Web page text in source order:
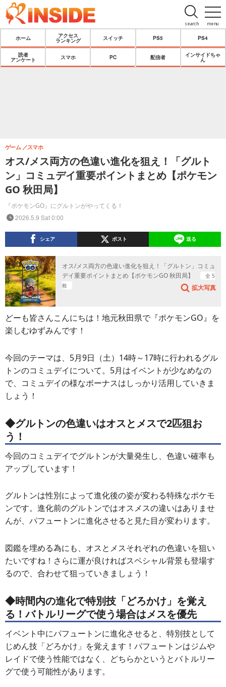
menu
search
ホーム
アクセス
ランキング
スイッチ PS5 PS4
読者
アンケート
スマホ PC 配信者
インサイドちゃ
ん
オス/メス両方の色違い進化を狙え！「グルト
ン」コミュデイ重要ポイントまとめ【ポケモン
GO 秋田局】
『ポケモンGO』にグルトンがやってくる！
ゲーム スマホ
2026.5.9 Sat 0:00
シェア ポスト 送る
オス/メス両方の色違い進化を狙え！「グルトン」コミュ
デイ重要ポイントまとめ【ポケモンGO 秋田局】
全 5
枚
拡大写真
どーも皆さんこんにちは！地元秋田県で『ポケモンGO』を
楽しむゆずみんです！
今回のテーマは、5月9日（土）14時～17時に行われるグル
トンのコミュデイについて。5月はイベントが少なめなの
で、コミュデイの様なボーナスはしっかり活用していきま
しょう！
◆グルトンの色違いはオスとメスで2匹狙お
う！
今回のコミュデイでグルトンが大量発生し、色違い確率も
アップしています！
グルトンは性別によって進化後の姿が変わる特殊なポケモ
ンです。進化前のグルトンではオスメスの違いはありませ
んが、パフュートンに進化させると見た目が変わります。
図鑑を埋める為にも、オスとメスそれぞれの色違いを狙い
たいですね！さらに運が良ければスペシャル背景も登場す
るので、合わせて狙っていきましょう！
◆時間内の進化で特別技「どろかけ」を覚え
る！バトルリーグで使う場合はメスを優先
イベント中にパフュートンに進化させると、特別技として
じめん技「どろかけ」を覚えます！パフュートンはジムや
レイドで使う性能ではなく、どちらかというとバトルリー
グで使う可能性があります。